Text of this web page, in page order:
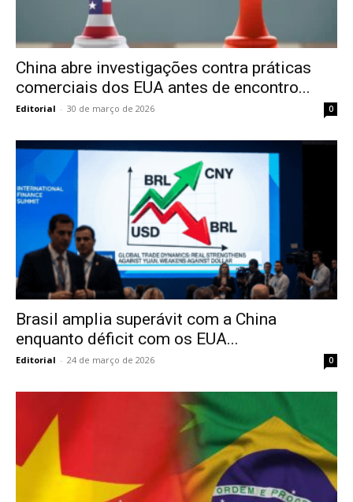
China abre investigações contra práticas
comerciais dos EUA antes de encontro...
Editorial - 30 de março de 2026 0
Brasil amplia superávit com a China
enquanto déficit com os EUA...
Editorial - 24 de março de 2026 0